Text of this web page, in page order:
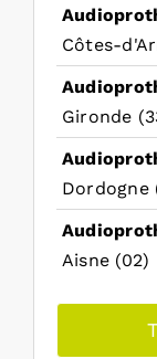
Côtes-
Gironde
Dordogne
Aisne (02)